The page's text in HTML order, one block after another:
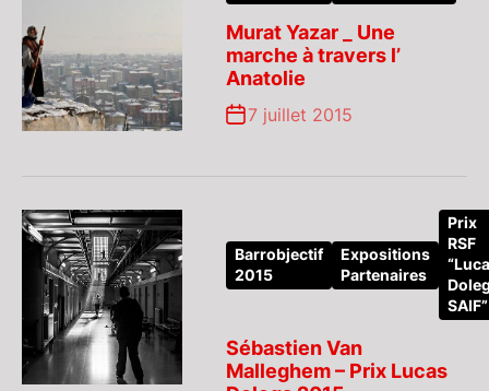
Murat Yazar _ Une
marche à travers l’
Anatolie
7 juillet 2015
Barrobjectif
2015
Expositions
Partenaires
Prix
RSF
SAIF”
Sébastien Van
Malleghem – Prix Lucas